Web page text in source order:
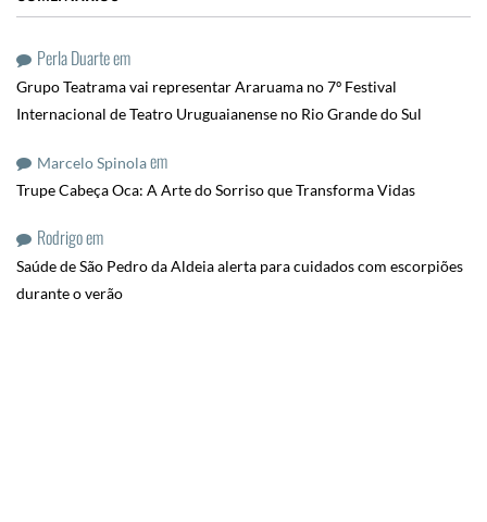
Perla Duarteem
Grupo Teatrama vai representar Araruama no 7º Festival
Internacional de Teatro Uruguaianense no Rio Grande do Sul
Marcelo Spinolaem
Trupe Cabeça Oca: A Arte do Sorriso que Transforma Vidas
Rodrigoem
Saúde de São Pedro da Aldeia alerta para cuidados com escorpiões
durante o verão